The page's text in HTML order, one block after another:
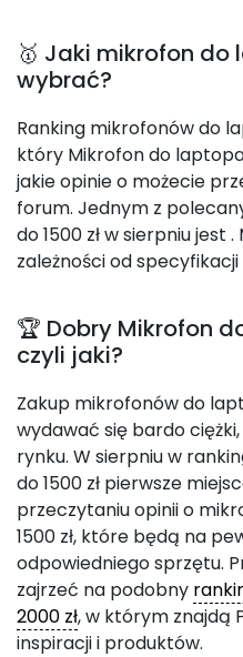
🥇 Jaki mikrofon do
wybrać?
Ranking mikrofonów do
który Mikrofon do laptopa
jakie opinie o możecie
forum. Jednym z
do 1500 zł w sierpniu jest .
zależności od
🏆 Dobry Mikrofon
czyli jaki?
Zakup mikrofonów do
wydawać się bardo
rynku. W sierpniu w
do 1500 zł pierwsze
przeczytaniu opinii o
1500 zł, które będą na
odpowiedniego sprzętu.
zajrzeć na podobny
2000 zł, w którym znajdą
inspiracji i produktów.